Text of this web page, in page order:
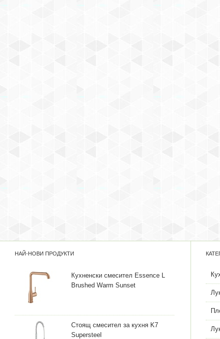
НАЙ-НОВИ ПРОДУКТИ
Кухненски смесител Essence L
Brushed Warm Sunset
Стоящ смесител за кухня K7
Supersteel